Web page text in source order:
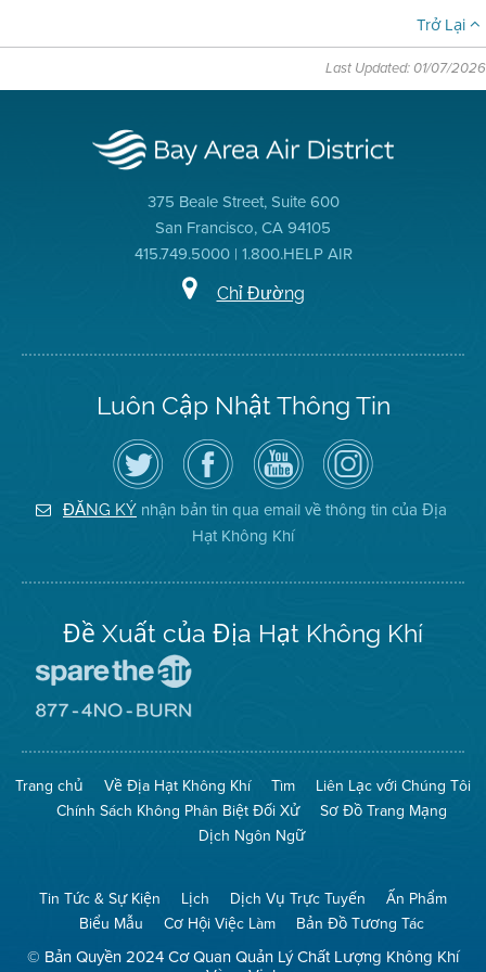
Trở Lại
Last Updated: 01/07/2026
375 Beale Street, Suite 600
San Francisco, CA 94105
415.749.5000 | 1.800.HELP AIR
Chỉ Đường
Luôn Cập Nhật Thông Tin
Hãy
theo
dõi
Địa
Hạt
Không
Truy
cập
Trang
Facebook
của
Địa
Hạt
Kênh
YouTube
của
Địa
Hạt
Không
Khí
Air
District
on
Instagram
ĐĂNG KÝ nhận bản tin qua email về thông tin của Địa
Hạt Không Khí
Đề Xuất của Địa Hạt Không Khí
The
(Bảo
Toàn
Không
Khí)
Mạng
No
Burn
(Không
Đốt)
Trang chủ Về Địa Hạt Không Khí Tìm
Liên Lạc với Chúng Tôi
Chính Sách Không Phân Biệt Đối Xử
Sơ Đồ Trang Mạng
Dịch Ngôn Ngữ
Tin Tức & Sự Kiện Lịch Dịch Vụ Trực Tuyến
Ấn Phẩm
Biểu Mẫu
Cơ Hội Việc Làm Bản Đồ Tương Tác
© Bản Quyền 2024 Cơ Quan Quản Lý Chất Lượng Không Khí